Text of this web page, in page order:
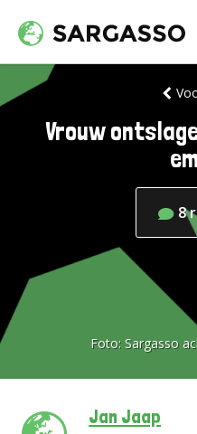
Vrouw
8
Foto: Sargasso
Jan Jaap